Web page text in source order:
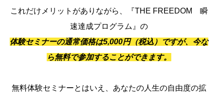
これだけメリットがありながら、『THE FREEDOM 瞬
速達成プログラム』の
体験セミナーの通常価格は5,000円（税込）ですが、今な
ら無料で参加することができます。
無料体験セミナーとはいえ、あなたの人生の自由度の拡